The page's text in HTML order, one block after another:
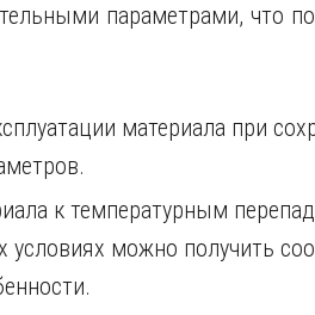
параметрами, что
материала при
к температурным
условиях можно получить